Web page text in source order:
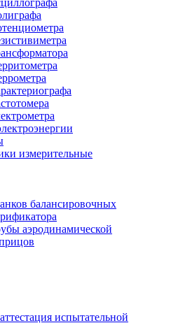
измерительные
балансировочных
аэродинамической
испытательной